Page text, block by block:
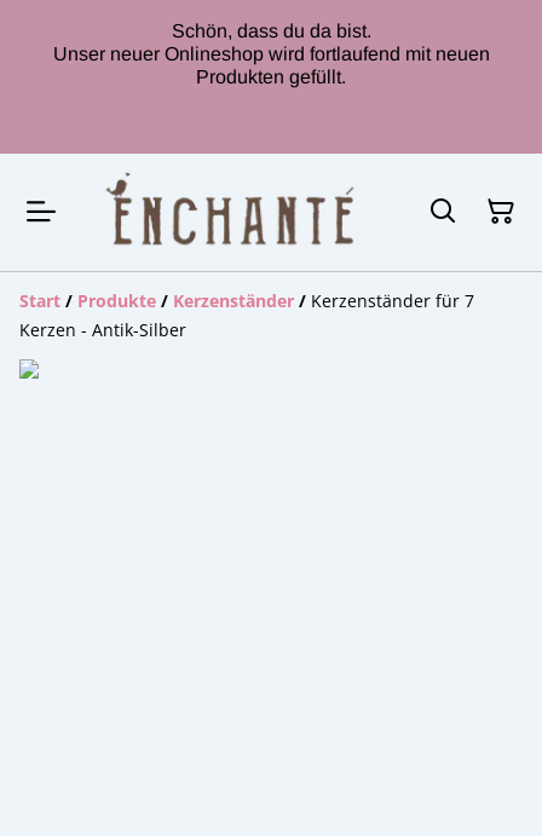
Schön, dass du da bist.
Unser neuer Onlineshop wird fortlaufend mit neuen
Produkten gefüllt.
Start / Produkte / Kerzenständer / Kerzenständer für 7
Kerzen - Antik-Silber